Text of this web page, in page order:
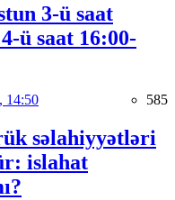
3-ü saat
ü saat 16:00-
14:50 585
səlahiyyətləri
islahat